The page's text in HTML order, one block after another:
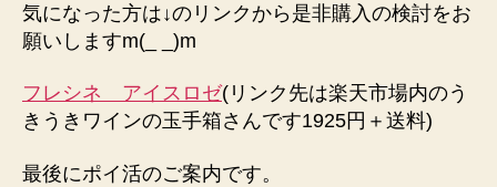
気になった方は↓のリンクから是非購入の検討をお
願いしますm(_ _)m
フレシネ アイスロゼ(リンク先は楽天市場内のう
きうきワインの玉手箱さんです1925円＋送料)
最後にポイ活のご案内です。